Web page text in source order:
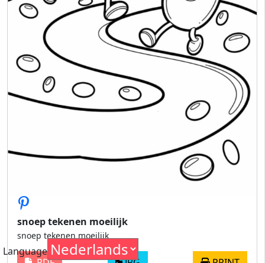
snoep tekenen moeilijk
snoep tekenen moeilijk
Language